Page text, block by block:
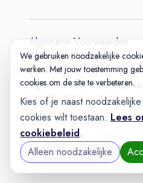
© 2025 Vacatureland
Build:20260727-1227
Algemene Voorwaarden
Privacy & Cookie
Cookie-instellingen
Tips voor een wervende
We gebruiken noodzakelijke
werken. Met jouw toestemming
cookies om de site te verbeteren.
Kies of je naast
cookies wilt toestaan. Lees
cookiebeleid.
Alleen noodzakelijke